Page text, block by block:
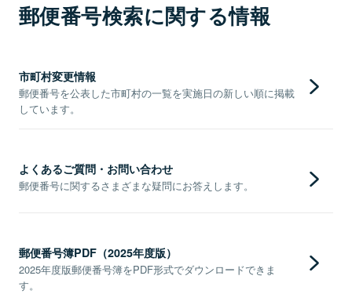
郵便番号検索に関する情報
市町村変更情報
郵便番号を公表した市町村の一覧を実施日の新しい順に掲載
しています。
よくあるご質問・お問い合わせ
郵便番号に関するさまざまな疑問にお答えします。
郵便番号簿PDF（2025年度版）
2025年度版郵便番号簿をPDF形式でダウンロードできま
す。